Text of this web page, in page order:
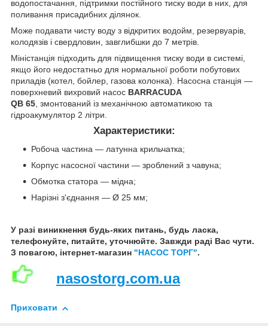
водопостачання, підтримки постійного тиску води в них, для
поливання присадибних ділянок.
Може подавати чисту воду з відкритих водойм, резервуарів,
колодязів і свердловин, завглибшки до 7 метрів.
Міністанція підходить для підвищення тиску води в системі,
якщо його недостатньо для нормальної роботи побутових
приладів (котел, бойлер, газова колонка). Насосна станція —
поверхневий вихровий насос BARRACUDA
QB 65, змонтований із механічною автоматикою та
гідроакумулятор 2 літри.
Характеристики:
Робоча частина — латунна крильчатка;
Корпус насосної частини — зроблений з чавуна;
Обмотка статора — мідна;
Нарізні з'єднання — Ø 25 мм;
У разі виникнення будь-яких питань, будь ласка,
телефонуйте, питайте, уточнюйте. Завжди раді Вас чути.
З повагою, інтернет-магазин "НАСОС ТОРГ".
nasostorg.com.ua
Приховати